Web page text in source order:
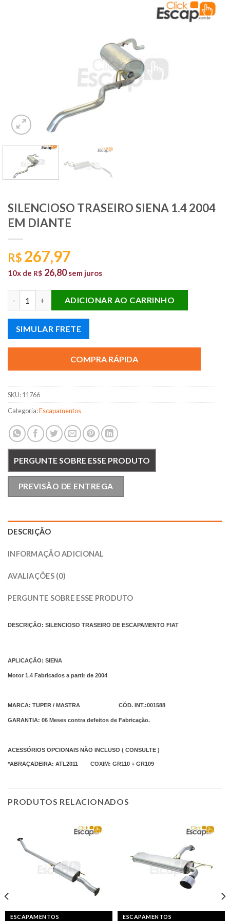
SILENCIOSO TRASEIRO SIENA 1.4 2004
EM DIANTE
R$ 267,97
10x de R$ 26,80 sem juros
ADICIONAR AO CARRINHO
SIMULAR FRETE
COMPRA RÁPIDA
SKU:11766
Categoria:Escapamentos
PERGUNTE SOBRE ESSE PRODUTO
PREVISÃO DE ENTREGA
DESCRIÇÃO
INFORMAÇÃO ADICIONAL
AVALIAÇÕES (0)
PERGUNTE SOBRE ESSE PRODUTO
DESCRIÇÃO: SILENCIOSO TRASEIRO DE ESCAPAMENTO FIAT
APLICAÇÃO: SIENA
Motor 1.4 Fabricados a partir de 2004
MARCA: TUPER / MASTRA CÓD. INT.:001588
GARANTIA: 06 Meses contra defeitos de Fabricação.
ACESSÓRIOS OPCIONAIS NÃO INCLUSO ( CONSULTE )
*ABRAÇADEIRA: ATL2011 COXIM: GR110 + GR109
PRODUTOS RELACIONADOS
ESCAPAMENTOS ESCAPAMENTOS